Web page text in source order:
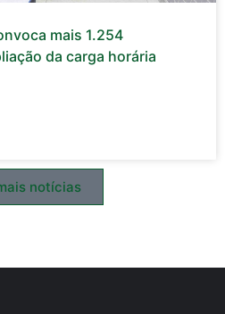
mais 1.254
da carga horária
notícias